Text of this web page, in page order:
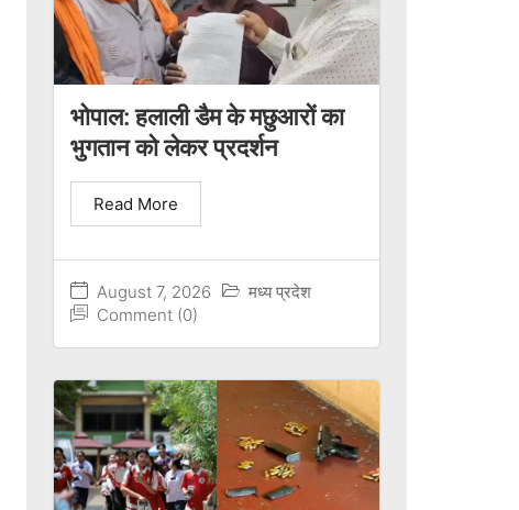
भोपाल: हलाली डैम के मछुआरों का
भुगतान को लेकर प्रदर्शन
August 7, 2026
मध्य प्रदेश
Comment (0)
Read More